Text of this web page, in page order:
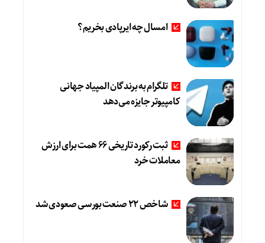
امسال چه ایرپادی بخریم؟
تلگرام به برندگان المپیاد جهانی
کامپیوتر جایزه می‌دهد
ثبت رکورد تاریخی 66 همت برای ارزش
معاملات خرد
شاخص 22 صنعت بورسی صعودی شد